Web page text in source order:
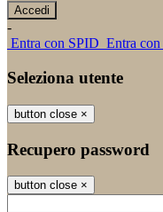
-
Entra con SPID Entra
Seleziona utente
button close ×
Recupero password
button close ×